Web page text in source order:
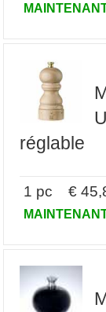
réglable
1 pc €